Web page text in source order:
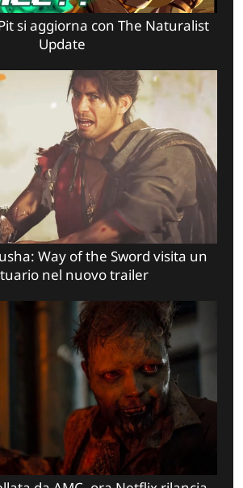
si aggiorna con The Naturalist
Update
Way of the Sword visita un
nel nuovo trailer